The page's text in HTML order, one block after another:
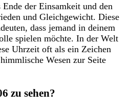
der Einsamkeit und den
und Gleichgewicht. Diese
dass jemand in deinem
spielen möchte. In der Welt
Uhrzeit oft als ein Zeichen
Wesen zur Seite
zu sehen?